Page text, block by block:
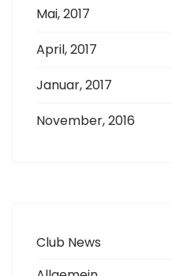
Mai, 2017
April, 2017
Januar, 2017
November, 2016
Club News